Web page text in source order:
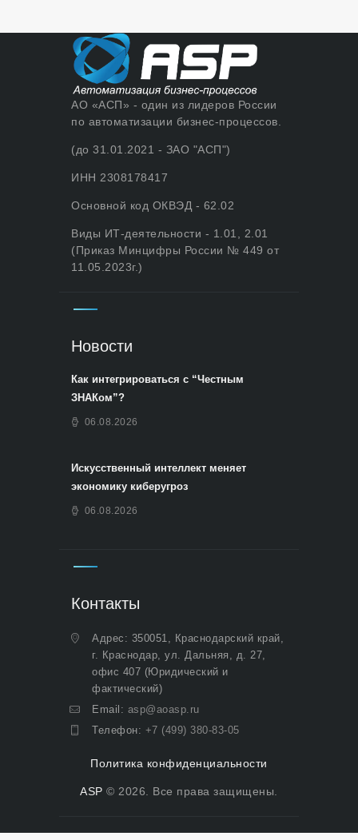
АО «АСП» - один из лидеров России
по автоматизации бизнес-процессов.
(до 31.01.2021 - ЗАО "АСП")
ИНН 2308178417
Основной код ОКВЭД - 62.02
Виды ИТ-деятельности - 1.01, 2.01
(Приказ Минцифры России № 449 от
11.05.2023г.)
Новости
Как интегрироваться с “Честным
ЗНАКом”?
06.08.2026
Искусственный интеллект меняет
экономику киберугроз
06.08.2026
Контакты
Адрес: 350051, Краснодарский край,
г. Краснодар, ул. Дальняя, д. 27,
офис 407 (Юридический и
фактический)
Email: asp@aoasp.ru
Телефон: +7 (499) 380-83-05
Политика конфиденциальности
ASP © 2026. Все права защищены.